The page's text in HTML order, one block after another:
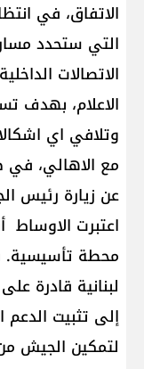
الاتفاق، في
التي ستحدد
الاتصالات
الاعلام، بهدف
وتلافي اي
مع الاهالي، في
عن زيارة رئيس
اعتبرت الاوساط
محطة تأسيسية.
لبنانية قادرة
إلى تثبيت
لتمكين الجيش